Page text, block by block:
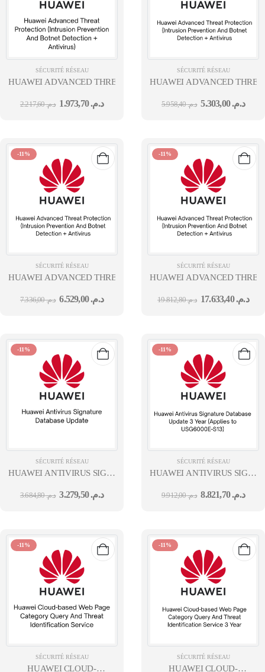
SÉCURITÉ RÉSEAU
HUAWEI ADVANCED THREAT PROTECTION (INTRUSION
د.م.2.217,60 د.م.1.973,70
SÉCURITÉ RÉSEAU
HUAWEI ADVANCED
د.م.5.958,40 د.م.5.303,00
-11%
SÉCURITÉ RÉSEAU
HUAWEI ADVANCED THREAT PROTECTION (INTRUSION
د.م.7.336,00 د.م.6.529,00
-11%
SÉCURITÉ RÉSEAU
HUAWEI ADVANCED
د.م.19.812,80 د.م.17.633,40
-11%
SÉCURITÉ RÉSEAU
HUAWEI ANTIVIRUS SIGNATURE DATABASE UPDATE 1 YEAR
د.م.3.684,80 د.م.3.279,50
-11%
SÉCURITÉ RÉSEAU
HUAWEI ANTIVIRUS
د.م.9.912,00 د.م.8.821,70
-11%
SÉCURITÉ RÉSEAU
HUAWEI CLOUD-
-11%
SÉCURITÉ RÉSEAU
HUAWEI CLOUD-